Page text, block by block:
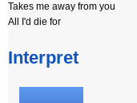
Takes me away from you
All I'd die for
Interpret